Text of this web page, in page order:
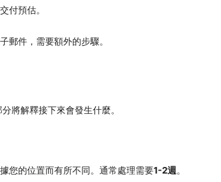
付預估。
郵件，需要額外的步驟。
將解釋接下來會發生什麼。
您的位置而有所不同。通常處理需要1-2週。